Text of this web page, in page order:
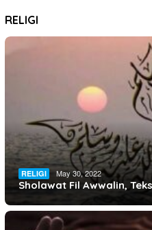
RELIGI
RELIGI May 30, 2022
Sholawat Fil Awwalin,